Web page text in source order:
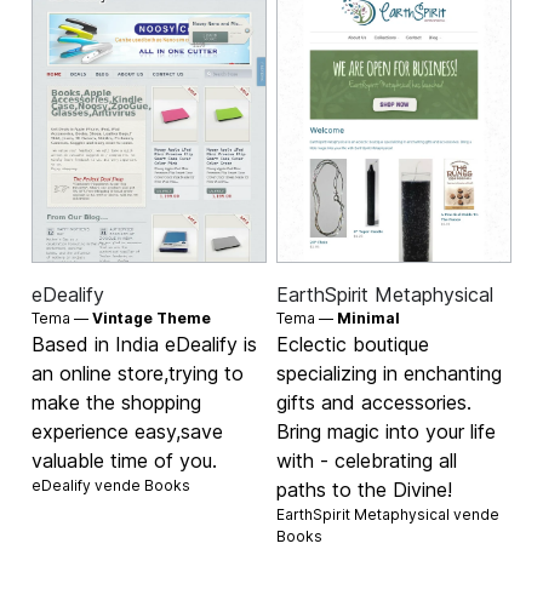
eDealify
Tema —Vintage Theme
Based in India eDealify is
an online store,trying to
make the shopping
experience easy,save
valuable time of you.
eDealify vende Books
EarthSpirit Metaphysical
Tema — Minimal
Eclectic boutique
specializing in enchanting
gifts and accessories.
Bring magic into your life
with - celebrating all
paths to the Divine!
EarthSpirit Metaphysical vende
Books